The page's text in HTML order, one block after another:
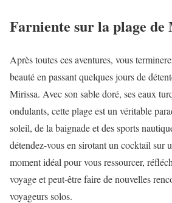
Farniente sur la plage de
Après toutes ces aventures, vous
beauté en passant quelques jours de
Mirissa. Avec son sable doré, ses eaux
ondulants, cette plage est un véritable
soleil, de la baignade et des sports
détendez-vous en sirotant un cocktail sur
moment idéal pour vous ressourcer,
voyage et peut-être faire de nouvelles
voyageurs solos.